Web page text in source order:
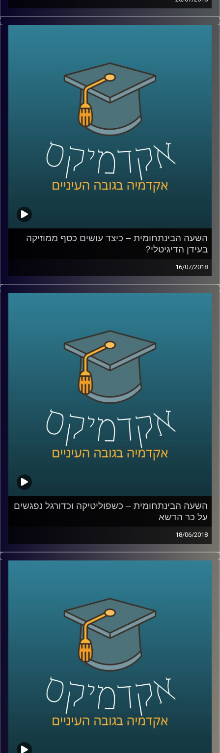
ד"ר דנה פרג מתארת את השינויים הדרמטיים
בין המעסיק למועסק, וגם: מדוע חבורת יפנים
שיתחילו לעבוד במשרד בתל אביב לא שונים
בהרבה מחבורת צעירים בני העיר שגדלו אי שם
AudioVersity
השעה הבינתחומית – כיצד עושים כסף ממוזיקה
בעידן הדיגיטלי?
16/07/2018
המעבר של תעשיית המוזיקה לעידן הדיגיטלי
נחאס מסבירה כיצד ניתן לשמור על זכויות
מוזיקאים בעידן של סימפולים, מדוע ספר
החוקים מזניח את המוזיקה האלקטרונית וגם –
לאן לדעתה צועדת התעשייה בעידן שלך
קרדיט תמונות: AudioVersity
השעה הבינתחומית – כשפוליטיקה וכדורגל נפגשים
על כר הדשא
18/06/2018
משחקי המונדיאל טומנים בחובם הרבה מעבר
שמרתקים אליהם מיליוני צופים ברחבי העולם.
ד"ר יאיר גלילי עושה סדר בקשר שבין פוליטיקה
לכדורגל וסוקר את ההיסטוריה הדרמטית של
משחקי הגביע העולמי
.
AudioVersity